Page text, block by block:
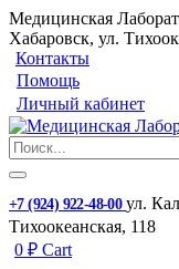
Медицинская
Хабаровск, ул.
Контакты
Помощь
Личный кабинет
+7 (924) 922-48-00 ул.
Тихоокеанская, 118
0 ₽ Cart